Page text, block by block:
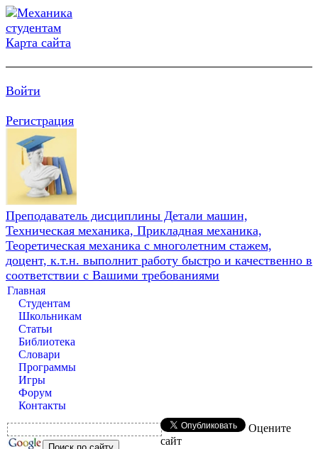
Карта сайта
Войти
Регистрация
Преподаватель дисциплины Детали машин,
Техническая механика, Прикладная механика,
Теоретическая механика с многолетним стажем,
доцент, к.т.н. выполнит работу быстро и качественно в
соответствии с Вашими требованиями
Главная
Студентам
Школьникам
Статьи
Библиотека
Словари
Программы
Игры
Форум
Контакты
Оцените
сайт